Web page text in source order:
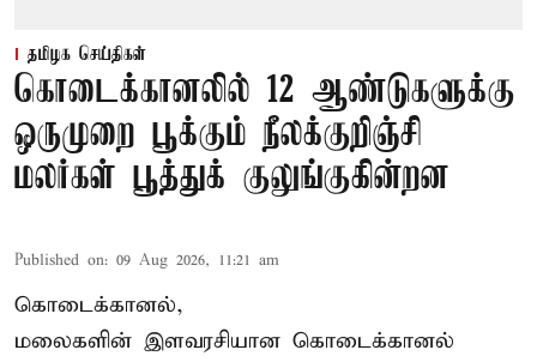
தமிழக செய்திகள்
கொடைக்கானலில் 12 ஆண்டுகளுக்கு
ஒருமுறை பூக்கும் நீலக்குறிஞ்சி
மலர்கள் பூத்துக் குலுங்குகின்றன
Published on: 09 Aug 2026, 11:21 am
கொடைக்கானல்,
மலைகளின் இளவரசியான கொடைக்கானல்